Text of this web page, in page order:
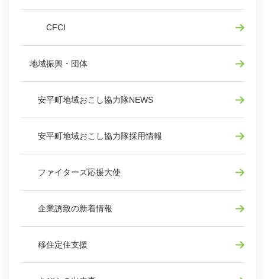
CFCI
地域振興・団体
安平町地域おこし協力隊NEWS
安平町地域おこし協力隊採用情報
ファイターズ応援大使
企業誘致の新着情報
移住定住支援